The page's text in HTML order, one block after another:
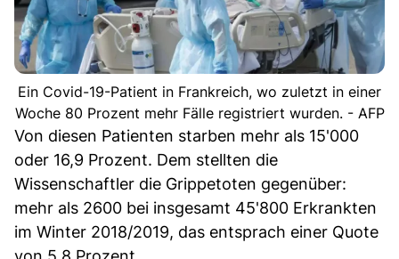
Ein Covid-19-Patient in Frankreich, wo zuletzt in einer
Woche 80 Prozent mehr Fälle registriert wurden. - AFP
Von diesen Patienten starben mehr als 15'000
oder 16,9 Prozent. Dem stellten die
Wissenschaftler die Grippetoten gegenüber:
mehr als 2600 bei insgesamt 45'800 Erkrankten
im Winter 2018/2019, das entsprach einer Quote